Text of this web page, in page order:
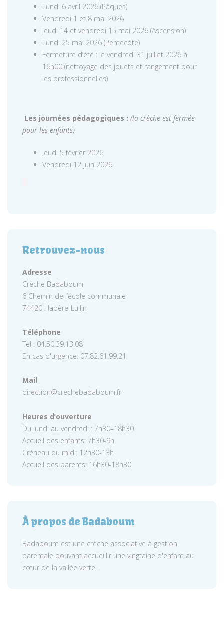
Lundi 6 avril 2026 (Pâques)
Vendredi 1 et 8 mai 2026
Jeudi 14 et vendredi 15 mai 2026 (Ascension)
Lundi 25 mai 2026 (Pentecôte)
Fermeture d’été : le vendredi 31 juillet 2026 à
16h00 (nettoyage des jouets et rangement pour
les professionnelles)
Les journées pédagogiques : (la crèche est fermée
pour les enfants)
Jeudi 5 février 2026
Vendredi 12 juin 2026
Retrouvez-nous
Adresse
Crèche Badaboum
6 Chemin de l’école communale
74420 Habère-Lullin
Téléphone
Tel : 04.50.39.13.08
En cas d'urgence: 07.82.61.99.21
Mail
direction@crechebadaboum.fr
Heures d’ouverture
Du lundi au vendredi : 7h30–18h30
Accueil des enfants: 7h30-9h
Créneau du midi: 12h30-13h
Accueil des parents: 16h30-18h30
À propos de Badaboum
Badaboum est une crèche associative à gestion
parentale pouvant accueillir une vingtaine d'enfant au
cœur de la vallée verte.